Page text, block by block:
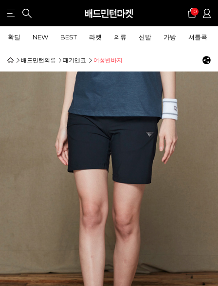
0
확딜 NEW BEST 라켓 의류 신발 가방 셔틀콕
배드민턴의류 패기앤코 여성반바지